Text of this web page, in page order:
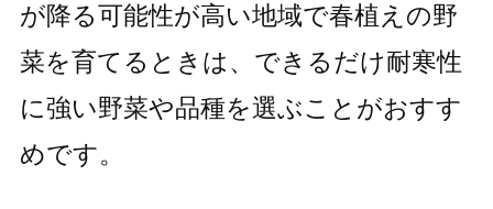
が降る可能性が高い地域で春植えの野
菜を育てるときは、できるだけ耐寒性
に強い野菜や品種を選ぶことがおすす
めです。